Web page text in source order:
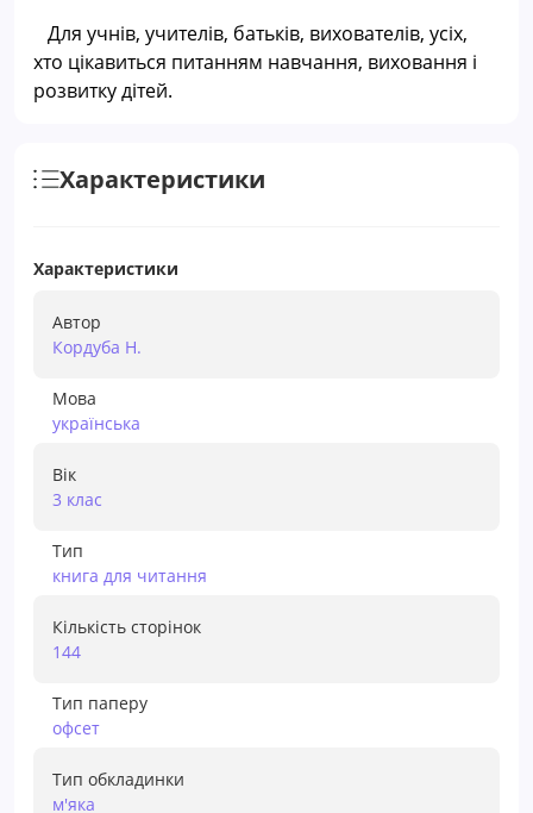
Для учнів, учителів, батьків, вихователів, усіх,
хто цікавиться питанням навчання, виховання і
розвитку дітей.
Характеристики
Характеристики
Автор
Кордуба Н.
Мова
українська
Вік
3 клас
Тип
книга для читання
Кількість сторінок
144
Тип паперу
офсет
Тип обкладинки
м'яка